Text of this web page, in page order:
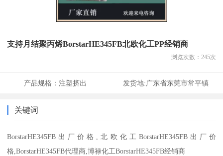
支持月结聚丙烯BorstarHE345FB北欧化工PP经销商
浏览次数： 245次
产品规格： 注塑挤出 发货地:广东省东莞市常平镇
关键词
BorstarHE345FB出厂价格,北欧化工BorstarHE345FB出厂价
格,BorstarHE345FB代理商,博禄化工BorstarHE345FB经销商